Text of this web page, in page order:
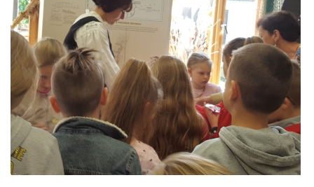
PROJEKTAS ,,KULTŪROS SKŪNĖ". Keramikos dirbtuvės
ES PROJEKTAS GENIUS LOCI. Išleistas bukletas ,,Vydūno
BAIGIAMAS ES PROJEKTAS GENIUS LOCI
ES PROJEKTAS GENIUS LOCI. Vydūno šviesos festivalis.
ES PROJEKTAS GENIUS LOCI. Vydūno šviesos festivalis.